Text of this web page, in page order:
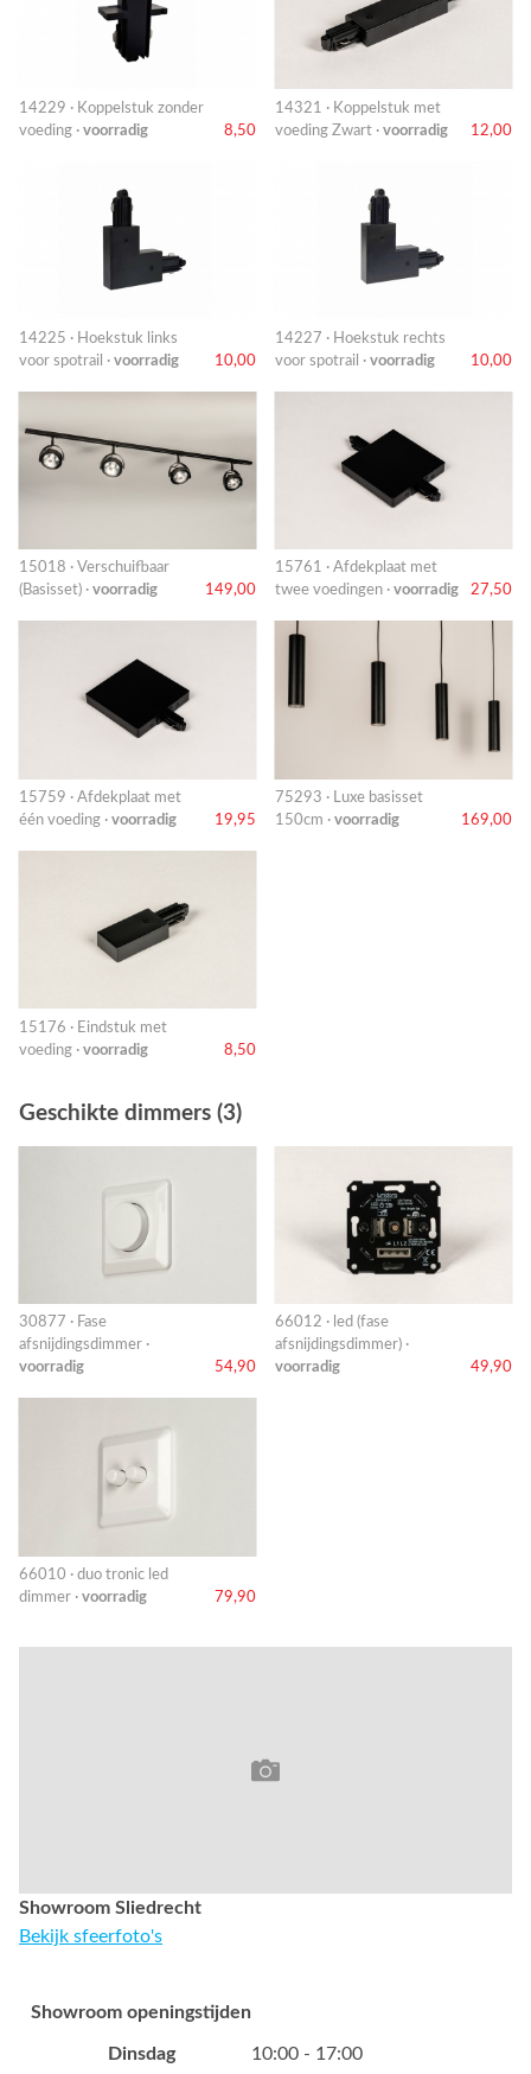
14229 · Koppelstuk zonder
voeding · voorradig 8,50
14321 · Koppelstuk met
voeding Zwart · voorradig 12,00
14225 · Hoekstuk links
voor spotrail · voorradig 10,00
14227 · Hoekstuk rechts
voor spotrail · voorradig 10,00
15018 · Verschuifbaar
(Basisset) · voorradig 149,00
15761 · Afdekplaat met
twee voedingen · voorradig 27,50
15759 · Afdekplaat met
één voeding · voorradig 19,95
75293 · Luxe basisset
150cm · voorradig 169,00
15176 · Eindstuk met
voeding · voorradig 8,50
Geschikte dimmers (3)
30877 · Fase
afsnijdingsdimmer ·
voorradig
54,90
66012 · led (fase
afsnijdingsdimmer) ·
voorradig
49,90
66010 · duo tronic led
dimmer · voorradig 79,90
Showroom Sliedrecht
Bekijk sfeerfoto's
Showroom openingstijden
Dinsdag
10:00 - 17:00